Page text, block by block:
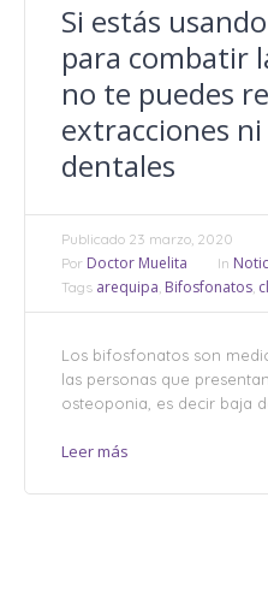
Si estás
para combatir
no te puedes
extracciones
dentales
Publicado 23 marzo, 2020
Por Doctor Muelita In
Tags arequipa, Bifosfonatos,
Los bifosfonatos son
las personas que
osteoponia, es decir baja
Leer más